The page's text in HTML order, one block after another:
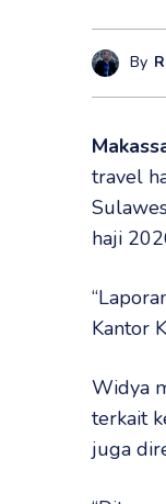
By
travel
haji
Kantor
Widya
terkait
juga